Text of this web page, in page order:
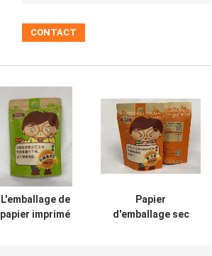
L'emballage de
papier imprimé
Papier
d'emballage sec